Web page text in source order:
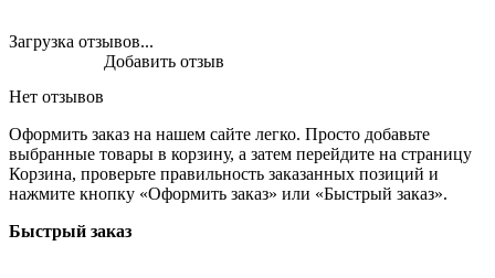
Загрузка отзывов...
Нет отзывов
Добавить отзыв
Оформить заказ на нашем сайте легко. Просто добавьте
выбранные товары в корзину, а затем перейдите на страницу
Корзина, проверьте правильность заказанных позиций и
нажмите кнопку «Оформить заказ» или «Быстрый заказ».
Быстрый заказ